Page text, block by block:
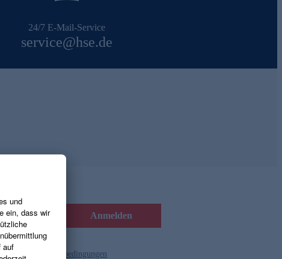
24/7 E-Mail-Service
service@hse.de
Anmelden
und die Gutscheinbedingungen